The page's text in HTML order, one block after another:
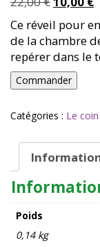
prix
initial
était :
22,00 €.
Ce réveil pour
de la chambre
repérer dans le
quantité
de
-
espace
Commander
Catégories : Le
Poids
0,14 kg